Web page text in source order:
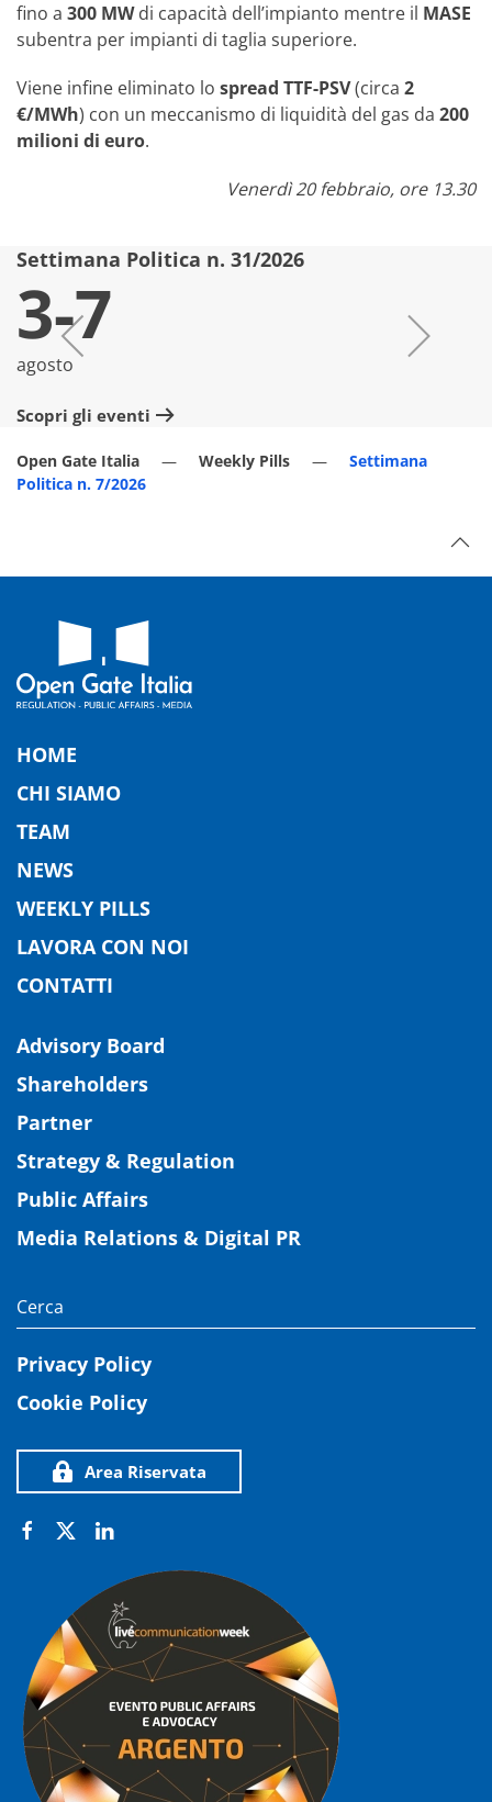
fino a 300 MWdi capacità dell’impianto mentre il MASE
subentra per impianti di taglia superiore.
Viene infine eliminato lo spread TTF-PSV(circa 2
€/MWh) con un meccanismo di liquidità del gas da 200
milioni di euro.
Venerdì 20 febbraio, ore 13.30
Settimana Politica n. 31/2026
3-7
agosto
Scopri gli eventi
Open Gate Italia Weekly Pills
Settimana
Politica n. 7/2026
HOME
CHI SIAMO
TEAM
NEWS
WEEKLY PILLS
LAVORA CON NOI
CONTATTI
Advisory Board
Shareholders
Partner
Strategy & Regulation
Public Affairs
Media Relations & Digital PR
Privacy Policy
Cookie Policy
Area Riservata